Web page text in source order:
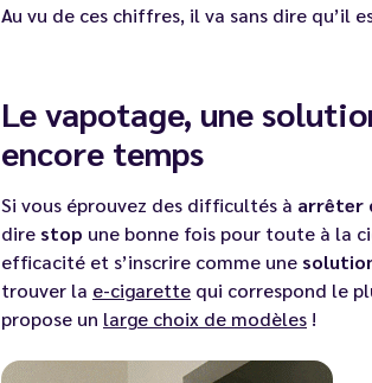
Au vu de ces chiffres, il va sans dire qu’il
Le vapotage, une
encore temps
Si vous éprouvez des difficultés à arrêter
dire stop une bonne fois pour toute à la
efficacité et s’inscrire comme une
trouver la e-cigarette qui correspond le
propose un large choix de modèles !